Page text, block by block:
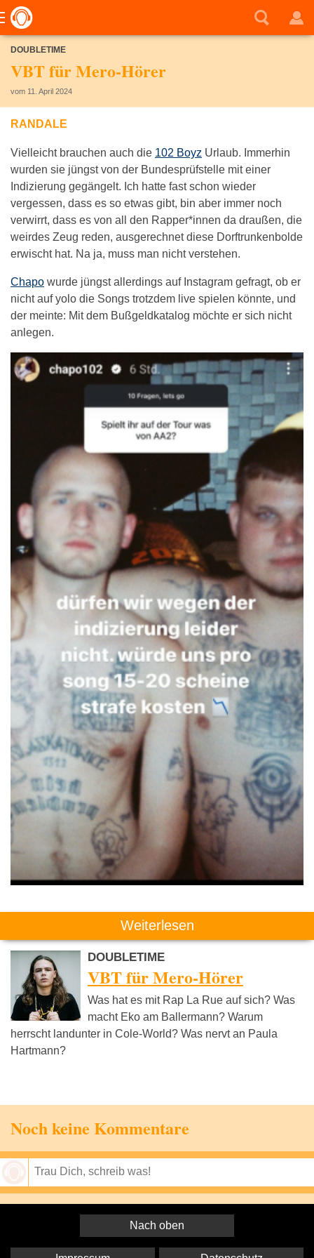
DOUBLETIME
VBT für Mero-Hörer
vom 11. April 2024
RANDALE
Vielleicht brauchen auch die 102 Boyz Urlaub. Immerhin
wurden sie jüngst von der Bundesprüfstelle mit einer
Indizierung gegängelt. Ich hatte fast schon wieder
vergessen, dass es so etwas gibt, bin aber immer noch
verwirrt, dass es von all den Rapper*innen da draußen, die
weirdes Zeug reden, ausgerechnet diese Dorftrunkenbolde
erwischt hat. Na ja, muss man nicht verstehen.
Chapo wurde jüngst allerdings auf Instagram gefragt, ob er
nicht auf yolo die Songs trotzdem live spielen könnte, und
der meinte: Mit dem Bußgeldkatalog möchte er sich nicht
anlegen.
Weiterlesen
DOUBLETIME
VBT für Mero-Hörer
Was hat es mit Rap La Rue auf sich? Was
macht Eko am Ballermann? Warum
herrscht landunter in Cole-World? Was nervt an Paula
Hartmann?
Noch keine Kommentare
Nach oben